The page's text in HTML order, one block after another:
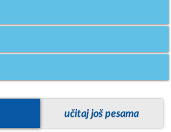
učitaj još pesama